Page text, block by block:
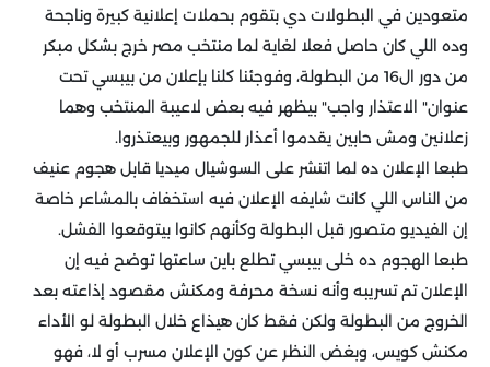
متعودين في البطولات دي بتقوم بحملات إعلانية كبيرة وناجحة
وده اللي كان حاصل فعلا لغاية لما منتخب مصر خرج بشكل مبكر
من دور ال16 من البطولة، وفوجئنا كلنا بإعلان من بيبسي تحت
عنوان" الاعتذار واجب" بيظهر فيه بعض لاعيبة المنتخب وهما
زعلانين ومش حابين يقدموا أعذار للجمهور وبيعتذروا.
طبعا الإعلان ده لما اتنشر على السوشيال ميديا قابل هجوم عنيف
من الناس اللي كانت شايفه الإعلان فيه استخفاف بالمشاعر خاصة
إن الفيديو متصور قبل البطولة وكأنهم كانوا بيتوقعوا الفشل.
طبعا الهجوم ده خلى بيبسي تطلع باين ساعتها توضح فيه إن
الإعلان تم تسريبه وأنه نسخة محرفة ومكنش مقصود إذاعته بعد
الخروج من البطولة ولكن فقط كان هيذاع خلال البطولة لو الأداء
مكنش كويس، وبغض النظر عن كون الإعلان مسرب أو لا، فهو